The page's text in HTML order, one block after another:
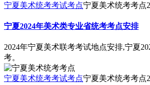
宁夏美术统考考试考点宁夏美术统考考点
宁夏2024年美术类专业省统考考点安排
2024年宁夏美术联考考试地点安排,宁夏
考。
宁夏美术统考考试考点宁夏美术统考考点